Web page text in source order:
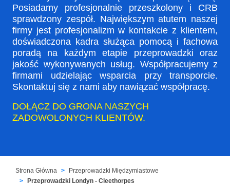
Posiadamy profesjonalnie przeszkolony i CRB
sprawdzony zespół. Największym atutem naszej
firmy jest profesjonalizm w kontakcie z klientem,
doświadczona kadra służąca pomocą i fachowa
poradą na każdym etapie przeprowadzki oraz
jakość wykonywanych usług. Współpracujemy z
firmami udzielając wsparcia przy transporcie.
Skontaktuj się z nami aby nawiązać współpracę.
DOŁĄCZ DO GRONA NASZYCH
ZADOWOLONYCH KLIENTÓW.
Strona Główna
Przeprowadzki Międzymiastowe
Przeprowadzki Londyn - Cleethorpes